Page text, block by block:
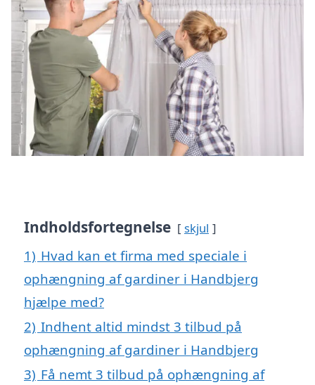
Indholdsfortegnelse skjul
1) Hvad kan et firma med speciale i
ophængning af gardiner i Handbjerg
hjælpe med?
2) Indhent altid mindst 3 tilbud på
ophængning af gardiner i Handbjerg
3) Få nemt 3 tilbud på ophængning af